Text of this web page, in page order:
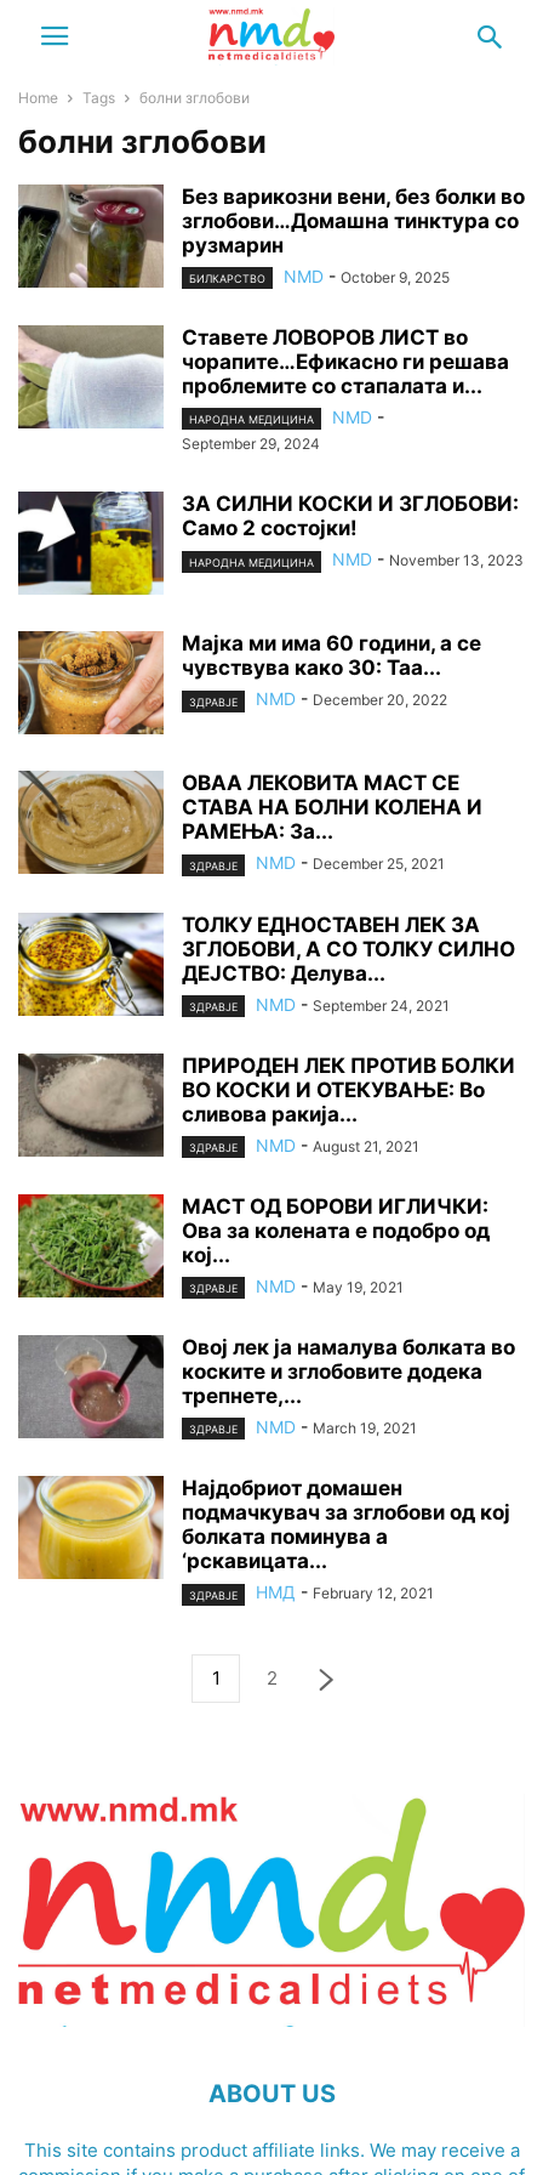
Home Tags болни зглобови
болни зглобови
Без варикозни вени, без болки во
зглобови…Домашна тинктура со
рузмарин
БИЛКАРСТВО NMD - October 9, 2025
Ставете ЛОВОРОВ ЛИСТ во
чорапите…Ефикасно ги решава
проблемите со стапалата и...
НАРОДНА МЕДИЦИНА NMD -
September 29, 2024
ЗА СИЛНИ КОСКИ И ЗГЛОБОВИ:
Само 2 состојки!
НАРОДНА МЕДИЦИНА NMD - November 13, 2023
Мајка ми има 60 години, а се
чувствува како 30: Таа...
ЗДРАВЈЕ NMD - December 20, 2022
ОВАА ЛЕКОВИТА МАСТ СЕ
СТАВА НА БОЛНИ КОЛЕНА И
РАМЕЊА: За...
ЗДРАВЈЕ NMD - December 25, 2021
ТОЛКУ ЕДНОСТАВЕН ЛЕК ЗА
ЗГЛОБОВИ, А СО ТОЛКУ СИЛНО
ДЕЈСТВО: Делува...
ЗДРАВЈЕ NMD - September 24, 2021
ПРИРОДЕН ЛЕК ПРОТИВ БОЛКИ
ВО КОСКИ И ОТЕКУВАЊЕ: Во
сливова ракија...
ЗДРАВЈЕ NMD - August 21, 2021
МАСТ ОД БОРОВИ ИГЛИЧКИ:
Ова за колената е подобро од
кој...
ЗДРАВЈЕ NMD - May 19, 2021
Овој лек ја намалува болката во
коските и зглобовите додека
трепнете,...
ЗДРАВЈЕ NMD - March 19, 2021
Најдобриот домашен
подмачкувач за зглобови од кој
болката поминува а
‘рскавицата...
ЗДРАВЈЕ НМД - February 12, 2021
1 2
ABOUT US
This site contains product affiliate links. We may receive a